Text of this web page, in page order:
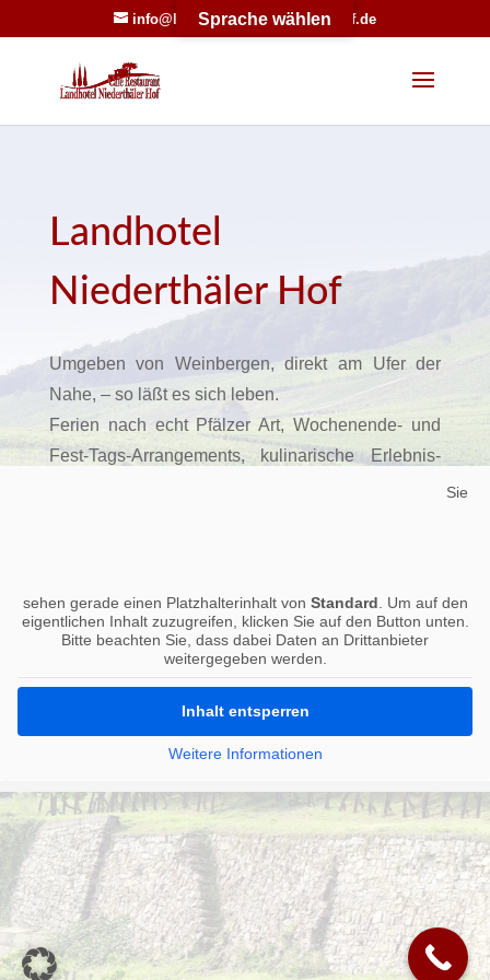
Werkzeugleiste öffnen
info@landhotel-niederthaeler-hof.de
Landhotel
Niederthäler Hof
Umgeben von Weinbergen, direkt am Ufer der
Nahe, – so läßt es sich leben.
Ferien nach echt Pfälzer Art, Wochenende- und
Fest-Tags-Arrangements, kulinarische Erlebnis-
Sie
sehen gerade einen Platzhalterinhalt von Standard . Um auf den
eigentlichen Inhalt zuzugreifen, klicken Sie auf den Button unten.
Bitte beachten Sie, dass dabei Daten an Drittanbieter
weitergegeben werden.
Inhalt entsperren
Weitere Informationen
Sprache wählen